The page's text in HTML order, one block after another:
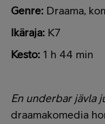
Genre: Draama,
Ikäraja: K7
Kesto: 1 h 44 min
En underbar jävla
draamakomedia